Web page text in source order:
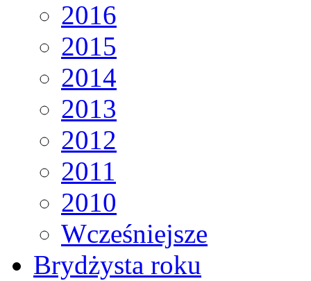
2016
2015
2014
2013
2012
2011
2010
Wcześniejsze
Brydżysta roku